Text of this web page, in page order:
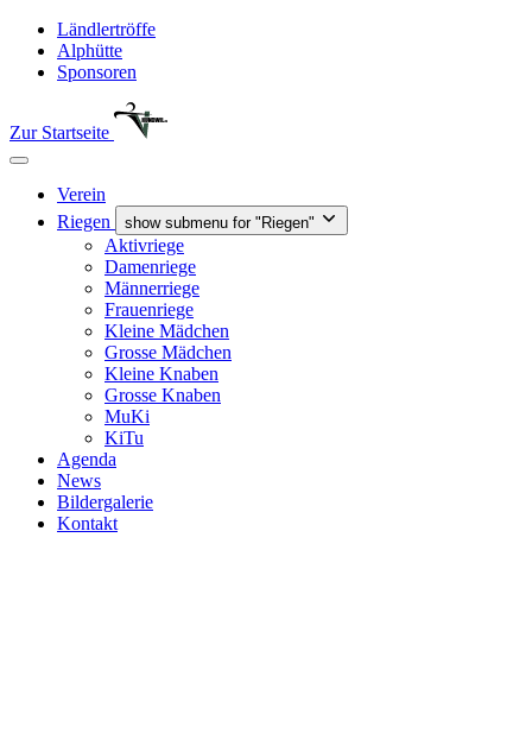
Ländlertröffe
Alphütte
Sponsoren
Zur Startseite
Verein
Riegen
show submenu for "Riegen"
Aktivriege
Damenriege
Männerriege
Frauenriege
Kleine Mädchen
Grosse Mädchen
Kleine Knaben
Grosse Knaben
MuKi
KiTu
Agenda
News
Bildergalerie
Kontakt
Verein